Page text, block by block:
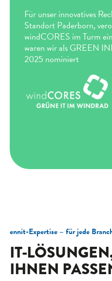
klima­neutral zu betreiben
bei Leistung oder
Mehr Nachhaltigkeit
ennit-Expertise – für jede
IT-
IHNEN